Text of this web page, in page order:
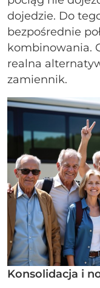
dojedzie. Do
bezpośrednie
kombinowania.
realna
zamiennik.
Konsolidacja i